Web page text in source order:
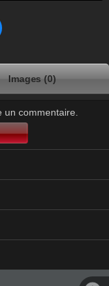
Images (0)
commentaire.